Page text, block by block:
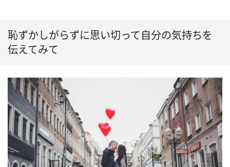
恥ずかしがらずに思い切って自分の気持ちを
伝えてみて